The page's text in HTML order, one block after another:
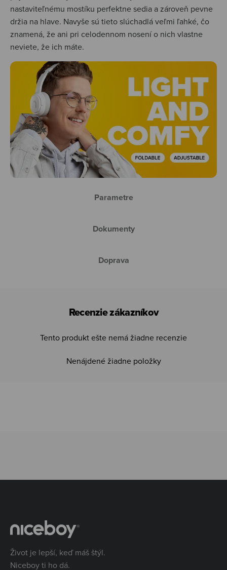
nastaviteľnému mostíku perfektne sedia a zároveň pevne
držia na hlave. Navyše sú tieto slúchadlá veľmi ľahké, čo
znamená, že ani pri celodennom nosení o nich vlastne
neviete, že ich máte.
Parametre
Dokumenty
Doprava
Recenzie zákazníkov
Tento produkt ešte nemá žiadne recenzie
Nenájdené žiadne položky
Život je lepší, keď máš štýl.
Niceboy ti ho dá.